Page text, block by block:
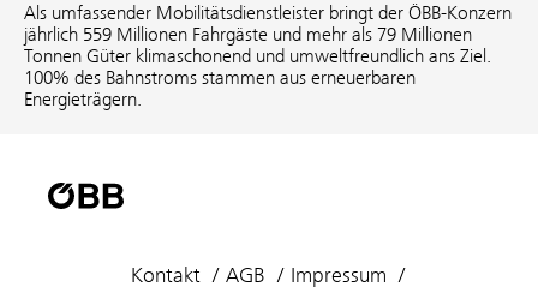
Als umfassender Mobilitätsdienstleister bringt der ÖBB-Konzern
jährlich 559 Millionen Fahrgäste und mehr als 79 Millionen
Tonnen Güter klimaschonend und umweltfreundlich ans Ziel.
100% des Bahnstroms stammen aus erneuerbaren
Energieträgern.
Kontakt AGB
Impressum